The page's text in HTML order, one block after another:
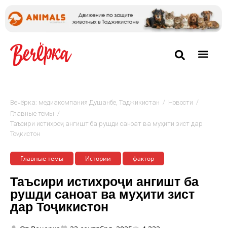
Вечёрка: медиакомпания Душанбе, Таджикистан / Новости /
Главные темы /
Таъсири истихроҷи ангишт ба рушди саноат ва муҳити зист дар
Тоҷикистон
Главные темы Истории фактор
Таъсири истихроҷи ангишт ба
рушди саноат ва муҳити зист
дар Тоҷикистон